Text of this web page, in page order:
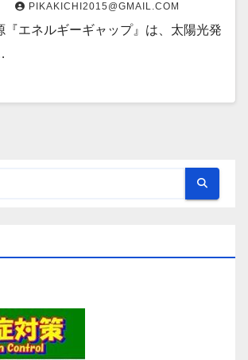
PIKAKICHI2015@GMAIL.COM
『エネルギーギャップ』は、太陽光発